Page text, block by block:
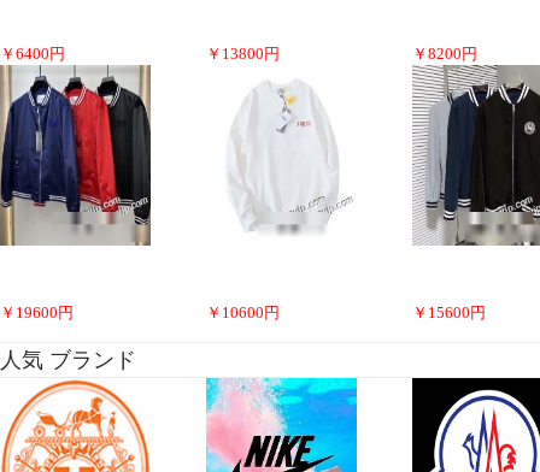
￥ 6400 円 ￥ 13800 円 ￥ 8200 円
￥ 19600 円 ￥ 10600 円 ￥ 15600 円
人気 ブランド